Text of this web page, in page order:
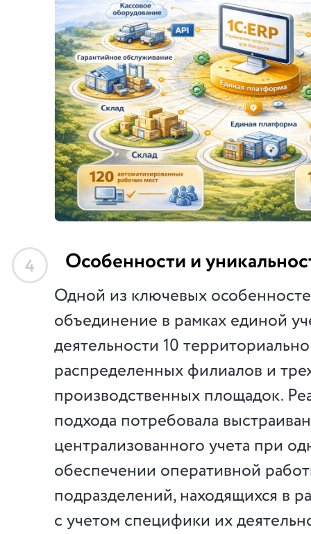
4 Особенности и
Одной из ключевых
объединение в рамках единой
деятельности 10 территориально
распределенных филиалов и
производственных площадок.
подхода потребовала
централизованного учета при
обеспечении оперативной
подразделений, находящихся в
с учетом специфики их